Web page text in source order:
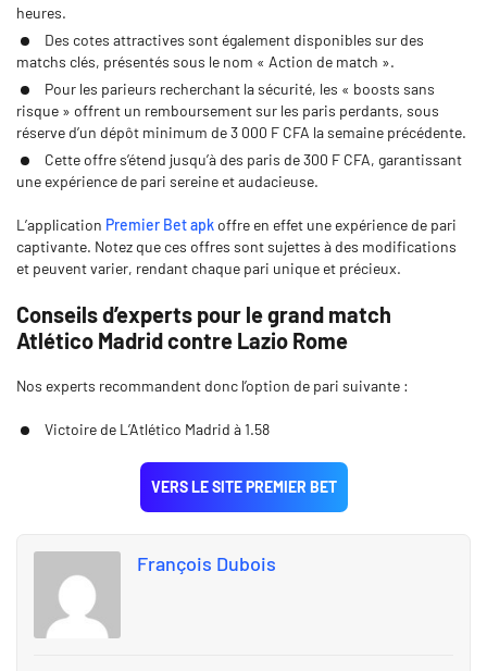
heures.
Des cotes attractives sont également disponibles sur des
matchs clés, présentés sous le nom « Action de match ».
Pour les parieurs recherchant la sécurité, les « boosts sans
risque » offrent un remboursement sur les paris perdants, sous
réserve d’un dépôt minimum de 3 000 F CFA la semaine précédente.
Cette offre s’étend jusqu’à des paris de 300 F CFA, garantissant
une expérience de pari sereine et audacieuse.
L’application Premier Bet apkoffre en effet une expérience de pari
captivante. Notez que ces offres sont sujettes à des modifications
et peuvent varier, rendant chaque pari unique et précieux.
Conseils d’experts pour le grand match
Atlético Madrid contre Lazio Rome
Nos experts recommandent donc l’option de pari suivante :
Victoire de L’Atlético Madrid à 1.58
VERS LE SITE PREMIER BET
François Dubois